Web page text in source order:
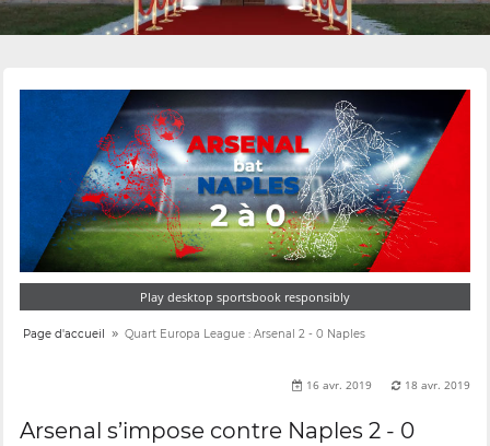
Play desktop sportsbook responsibly
Page d'accueil » Quart Europa League : Arsenal 2 - 0 Naples
16 avr. 2019 18 avr. 2019
Arsenal s’impose contre Naples 2 - 0